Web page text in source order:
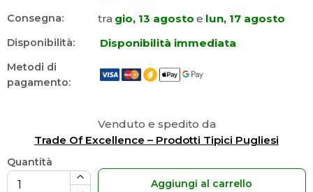
Consegna:
tra gio, 13 agosto e lun, 17 agosto
Disponibilità: Disponibilità immediata
Metodi di
pagamento:
Venduto e spedito da
Trade Of Excellence – Prodotti Tipici Pugliesi
Quantità
Aggiungi al carrello